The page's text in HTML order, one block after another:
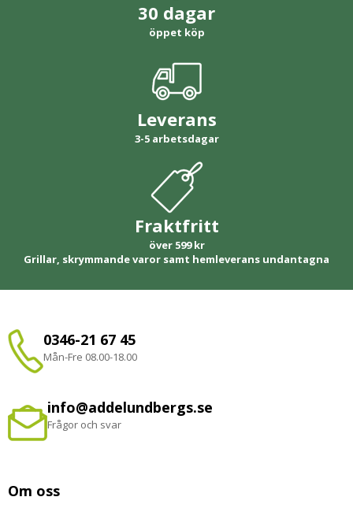
30 dagar
öppet köp
Leverans
3-5 arbetsdagar
Fraktfritt
över 599 kr
Grillar, skrymmande varor samt hemleverans undantagna
0346-21 67 45
Mån-Fre 08.00-18.00
info@addelundbergs.se
Frågor och svar
Om oss